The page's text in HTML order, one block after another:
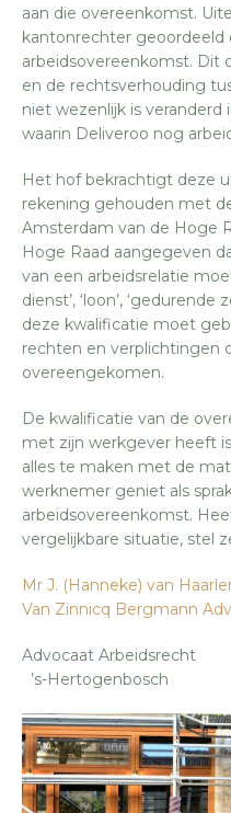
aan die overeenkomst.
kantonrechter geoordeeld
arbeidsovereenkomst. Dit
en de rechtsverhouding
niet wezenlijk is
waarin Deliveroo nog
Het hof bekrachtigt deze
rekening gehouden met
Amsterdam van de Hoge
Hoge Raad aangegeven
van een arbeidsrelatie
dienst’, ‘loon’, ‘gedurende
deze kwalificatie moet
rechten en verplichtingen
overeengekomen.
De kwalificatie van de
met zijn werkgever heeft
alles te maken met de
werknemer geniet als
arbeidsovereenkomst.
vergelijkbare situatie, stel
Mr J. (Hanneke) van
Van Zinnicq Bergmann
Advocaat
’s-Hertogenbosch